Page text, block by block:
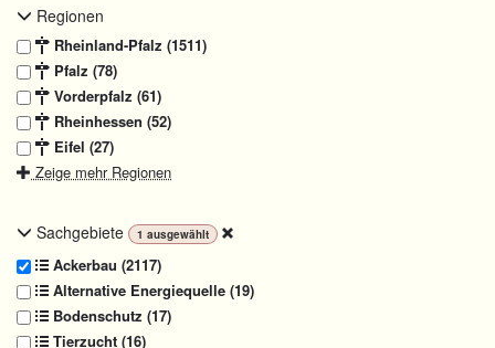
Regionen
Rheinland-Pfalz (1511)
Pfalz (78)
Vorderpfalz (61)
Rheinhessen (52)
Eifel (27)
Zeige mehr Regionen
Sachgebiete 1 ausgewählt
Ackerbau (2117)
Alternative Energiequelle (19)
Bodenschutz (17)
Tierzucht (16)